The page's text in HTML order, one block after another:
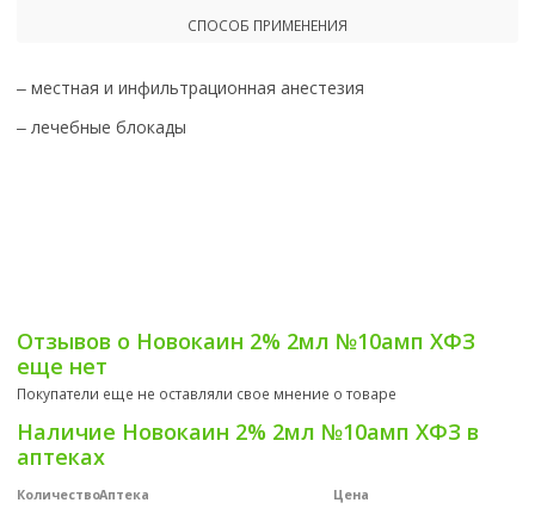
СПОСОБ ПРИМЕНЕНИЯ
‒ местная и инфильтрационная анестезия
‒ лечебные блокады
Отзывов о Новокаин 2% 2мл №10амп ХФЗ
еще нет
Покупатели еще не оставляли свое мнение о товаре
Наличие Новокаин 2% 2мл №10амп ХФЗ в
аптеках
КоличествоАптека Цена